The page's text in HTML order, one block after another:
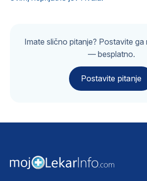
Imate slično pitanje? Postavite ga
— besplatno.
Postavite pitanje